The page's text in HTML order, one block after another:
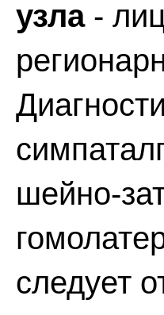
узла-
шейно-
следует